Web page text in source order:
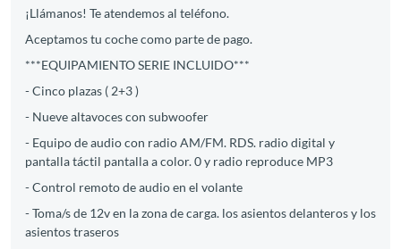
¡Llámanos! Te atendemos al teléfono.
Aceptamos tu coche como parte de pago.
***EQUIPAMIENTO SERIE INCLUIDO***
- Cinco plazas ( 2+3 )
- Nueve altavoces con subwoofer
- Equipo de audio con radio AM/FM. RDS. radio digital y
pantalla táctil pantalla a color. 0 y radio reproduce MP3
- Control remoto de audio en el volante
- Toma/s de 12v en la zona de carga. los asientos delanteros y los
asientos traseros